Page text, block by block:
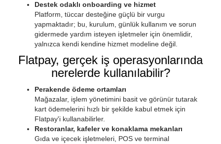
Destek odaklı onboarding ve hizmet
Platform, tüccar desteğine güçlü bir vurgu
yapmaktadır; bu, kurulum, günlük kullanım ve sorun
gidermede yardım isteyen işletmeler için önemlidir,
yalnızca kendi kendine hizmet modeline değil.
Flatpay, gerçek iş operasyonlarında
nerelerde kullanılabilir?
Perakende ödeme ortamları
Mağazalar, işlem yönetimini basit ve görünür tutarak
kart ödemelerini hızlı bir şekilde kabul etmek için
Flatpay'i kullanabilirler.
Restoranlar, kafeler ve konaklama mekanları
Gıda ve içecek işletmeleri, POS ve terminal